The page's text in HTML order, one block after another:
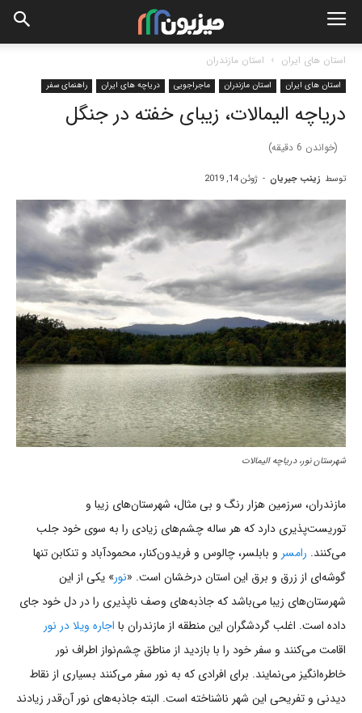
استان های ایران استان مازندران
استان های ایران استان مازندران ماجراجویی دریاچه های ایران راهنمای سفر
دریاچه الیمالات، زیبای خفته در جنگل
(خواندن 6 دقیقه)
توسط زینب جیریان - ژوئن 14, 2019
شهرستان نور، دریاچه الیمالات
مازندران، سرزمین هزار رنگ و بی مثال، شهرستان‌های زیبا و
توریست‌پذیری دارد که هر ساله چشم‌های زیادی را به سوی خود جلب
می‌کنند. رامسر و بابلسر، چالوس و فریدون‌کنار، محمودآباد و تنکابن تنها
گوشه‌ای از زرق و برق این استان درخشان است. «نور» یکی از این
شهرستان‌های زیبا می‌باشد که جاذبه‌های وصف ناپذیری را در دل خود جای
داده است. اغلب گردشگران این منطقه از مازندران با اجاره ویلا در نور
اقامت می‌کنند و سفر خود را با بازدید از مناطق چشم‌نواز اطراف نور
خاطره‌انگیز می‌نمایند. برای افرادی که به نور سفر می‌کنند بسیاری از نقاط
دیدنی و تفریحی این شهر ناشناخته است. البته جاذبه‌های نور آن‌قدر زیادند